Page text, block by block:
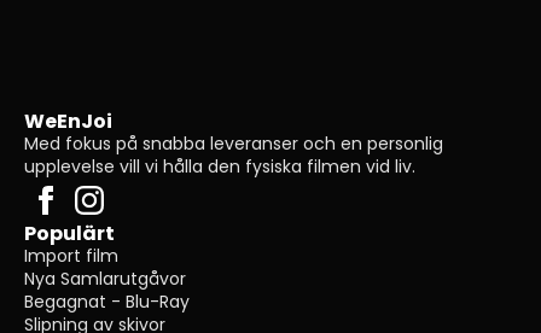
WeEnJoi
Med fokus på snabba leveranser och en personlig
upplevelse vill vi hålla den fysiska filmen vid liv.
Populärt
Import film
Nya Samlarutgåvor
Begagnat - Blu-Ray
Slipning av skivor